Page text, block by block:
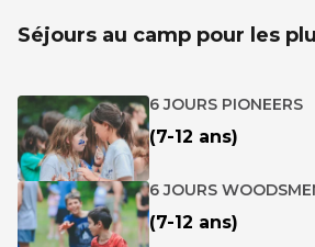
Séjours au camp pour les
(7-12 ans)
6 JOURS PIONEERS
(7-12 ans)
6 JOURS